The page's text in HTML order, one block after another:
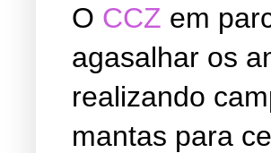
O CCZ em
agasalhar os
realizando
mantas para